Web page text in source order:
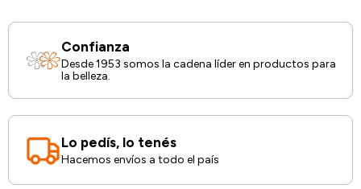
Confianza
Desde 1953 somos la cadena líder en productos para
la belleza.
Lo pedís, lo tenés
Hacemos envíos a todo el país